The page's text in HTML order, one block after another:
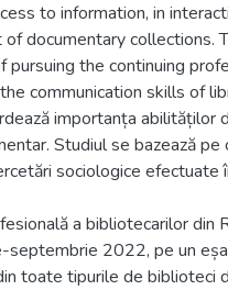
to information, in
documentary collections.
pursuing the continuing
communication skills of
importanța abilităților
Studiul se bazează
sociologice
a bibliotecarilor din
septembrie 2022, pe un
toate tipurile de biblioteci